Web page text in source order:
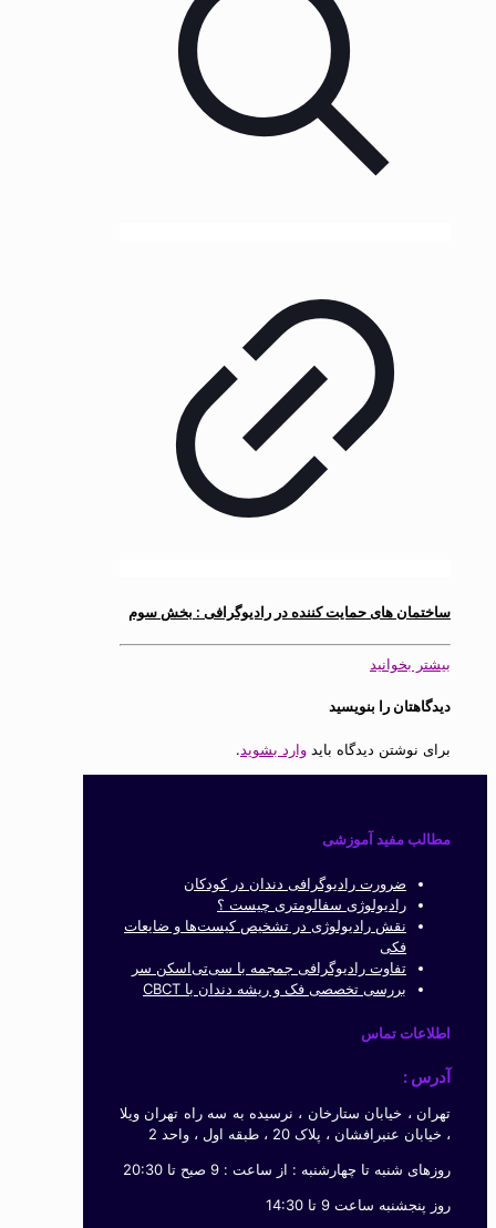
ساختمان های حمایت کننده در رادیوگرافی : بخش سوم
بیشتر بخوانید
دیدگاهتان را بنویسید
برای نوشتن دیدگاه باید وارد بشوید.
مطالب مفید آموزشی
ضرورت رادیوگرافی دندان در کودکان
رادیولوژی سفالومتری چیست ؟
نقش رادیولوژی در تشخیص کیست‌ها و ضایعات
فکی
تفاوت رادیوگرافی جمجمه با سی‌تی‌اسکن سر
بررسی تخصصی فک و ریشه دندان با CBCT
اطلاعات تماس
آدرس :
تهران ، خیابان ستارخان ، نرسیده به سه راه تهران ویلا
، خیابان عنبرافشان ، پلاک 20 ، طبقه اول ، واحد 2
روزهای شنبه تا چهارشنبه : از ساعت : 9 صبح تا 20:30
روز پنجشنبه ساعت 9 تا 14:30